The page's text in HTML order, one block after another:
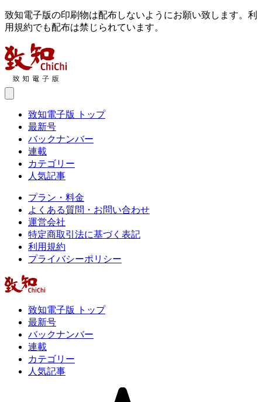
致知電子版の印刷物は配布しないようにお願い致します。利
用規約でも配布は禁じられています。
致知電子版 トップ
最新号
バックナンバー
連載
カテゴリー
人気記事
プラン・料金
よくある質問・お問い合わせ
運営会社
特定商取引法に基づく表記
利用規約
プライバシーポリシー
致知電子版 トップ
最新号
バックナンバー
連載
カテゴリー
人気記事